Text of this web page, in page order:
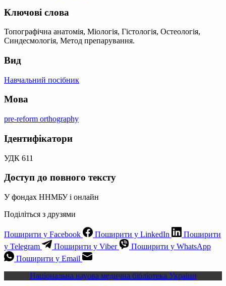
Ключові слова
Топографічна анатомія, Міологія, Гістологія, Остеологія,
Синдесмологія, Метод препарування.
Вид
Навчальний посібник
Мова
pre-reform orthography
Ідентифікатори
УДК 611
Доступ до повного тексту
У фондах ННМБУ і онлайн
Поділіться з друзями
Поширити у Facebook Поширити у LinkedIn
Поширити
у Telegram
Поширити у Viber
Поширити у WhatsApp
Поширити у Email
Національна науова медична бібліотека України